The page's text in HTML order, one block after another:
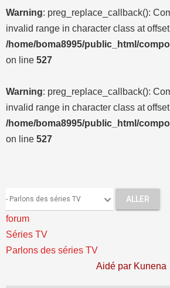
Warning: preg_replace_callback():
invalid range in character class at
/home/boma8995/public_html/
on line 527
Warning: preg_replace_callback():
invalid range in character class at
/home/boma8995/public_html/
on line 527
forum
Séries TV
Parlons des séries TV
Aidé par Kunena